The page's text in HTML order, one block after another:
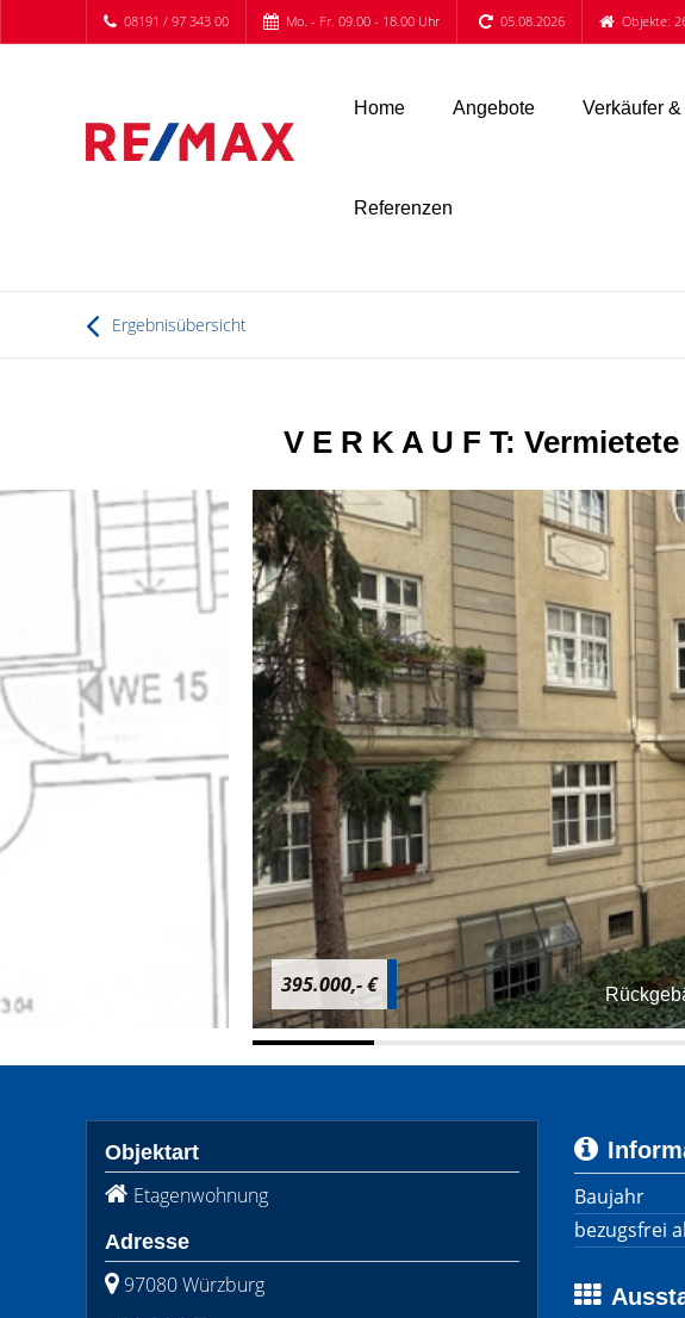
08191 / 97 343 00 Mo. - Fr. 09.00 - 18.00 Uhr 05.08.2026 Objekte:
Home Angebote Verkäufer
Referenzen
Ergebnisübersicht
V E R K A U F T:
395.000,- €
Objektart
Etagenwohnung
Adresse
97080 Würzburg
Baujahr
bezugsfrei